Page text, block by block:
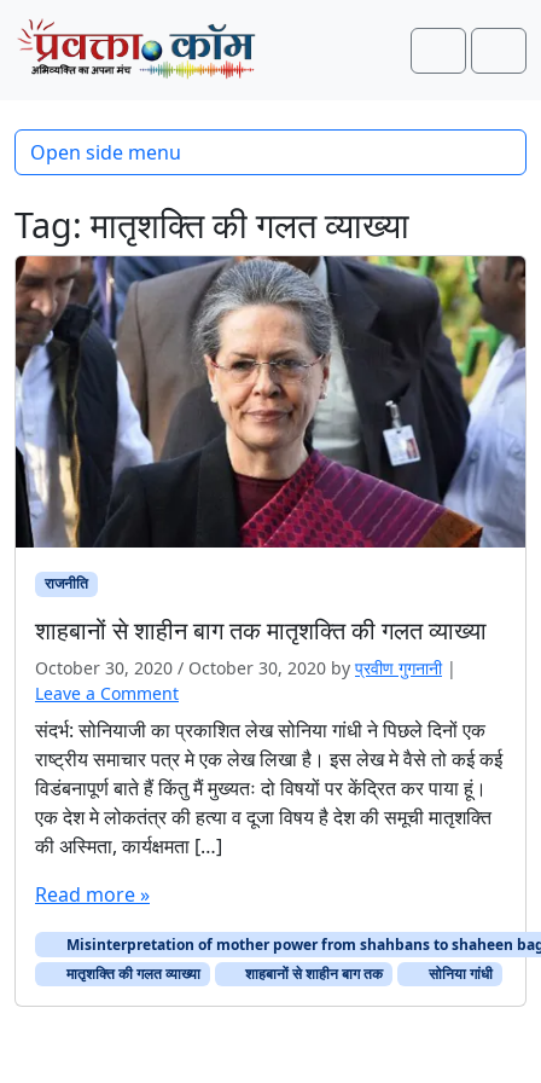
Skip to content
Skip to footer
Search
Tag:मातृशक्ति की गलत व्याख्या
राजनीति
शाहबानों से शाहीन बाग तक मातृशक्ति की गलत व्याख्या
October 30, 2020 / October 30, 2020 by प्रवीण गुगनानी |
Leave a Comment
संदर्भ: सोनियाजी का प्रकाशित लेख सोनिया गांधी ने पिछले दिनों एक
राष्ट्रीय समाचार पत्र मे एक लेख लिखा है। इस लेख मे वैसे तो कई कई
विडंबनापूर्ण बाते हैं किंतु मैं मुख्यतः दो विषयों पर केंद्रित कर पाया हूं।
एक देश मे लोकतंत्र की हत्या व दूजा विषय है देश की समूची मातृशक्ति
की अस्मिता, कार्यक्षमता […]
Read more »
Misinterpretation of mother power from shahbans to shaheen
मातृशक्ति की गलत व्याख्या
शाहबानों से शाहीन बाग तक सोनिया गांधी
Open side menu